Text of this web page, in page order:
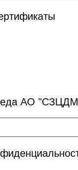
АО